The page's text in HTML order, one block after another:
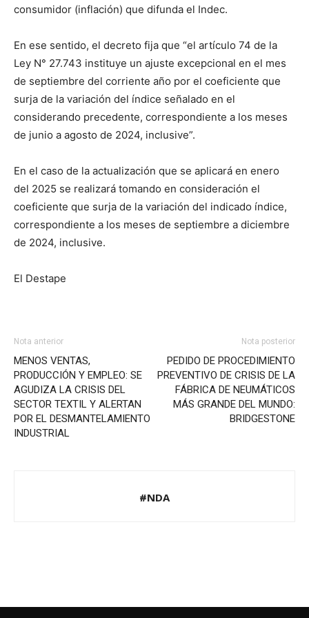
consumidor (inflación) que difunda el Indec.
En ese sentido, el decreto fija que “el artículo 74 de la
Ley N° 27.743 instituye un ajuste excepcional en el mes
de septiembre del corriente año por el coeficiente que
surja de la variación del índice señalado en el
considerando precedente, correspondiente a los meses
de junio a agosto de 2024, inclusive”.
En el caso de la actualización que se aplicará en enero
del 2025 se realizará tomando en consideración el
coeficiente que surja de la variación del indicado índice,
correspondiente a los meses de septiembre a diciembre
de 2024, inclusive.
El Destape
Nota anterior
MENOS VENTAS,
PRODUCCIÓN Y EMPLEO: SE
AGUDIZA LA CRISIS DEL
SECTOR TEXTIL Y ALERTAN
POR EL DESMANTELAMIENTO
INDUSTRIAL
Nota posterior
PEDIDO DE PROCEDIMIENTO
PREVENTIVO DE CRISIS DE LA
FÁBRICA DE NEUMÁTICOS
MÁS GRANDE DEL MUNDO:
BRIDGESTONE
#NDA